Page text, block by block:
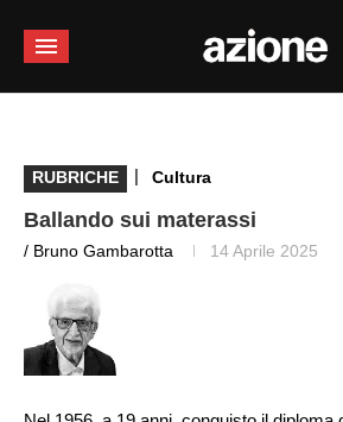
RUBRICHE | Cultura
Ballando sui materassi
/ Bruno Gambarotta 14 Aprile 2025